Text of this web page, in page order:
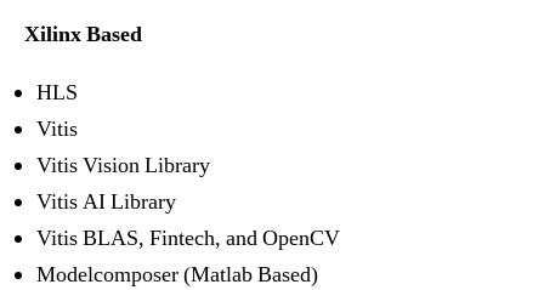
Xilinx Based
HLS
Vitis
Vitis Vision Library
Vitis AI Library
Vitis BLAS, Fintech, and OpenCV
Modelcomposer (Matlab Based)